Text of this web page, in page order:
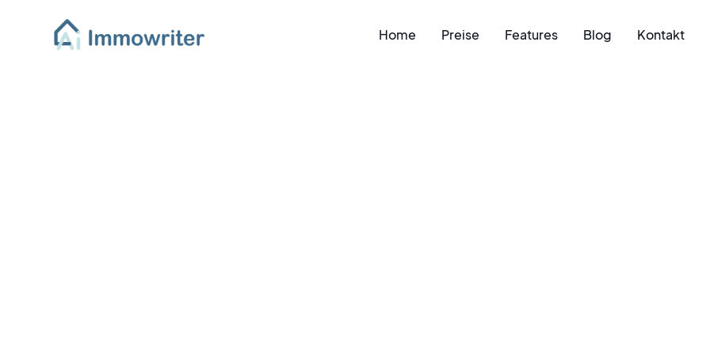
Home Preise Features Blog Kontakt